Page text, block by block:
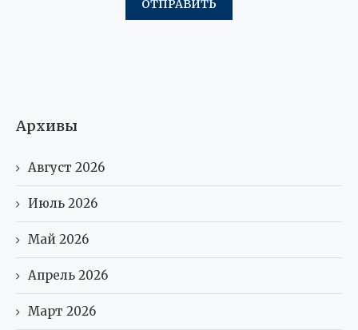
Архивы
Август 2026
Июль 2026
Май 2026
Апрель 2026
Март 2026